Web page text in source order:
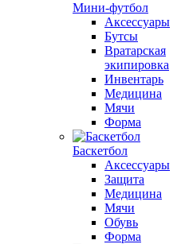
Мини-футбол
Аксессуары
Бутсы
Вратарская
экипировка
Инвентарь
Медицина
Мячи
Форма
Баскетбол
Аксессуары
Защита
Медицина
Мячи
Обувь
Форма